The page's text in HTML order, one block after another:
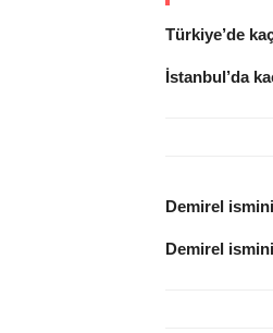
Türkiye’de
İstanbul’da
Demirel
Demirel